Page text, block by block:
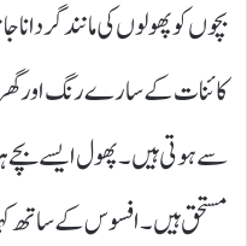
بچوں کو پھولوں کی مانند
کائنات کے سارے رنگ اور
سے ہوتی ہیں۔ پھول ایسے
مستحق ہیں۔ افسوس کے ساتھ